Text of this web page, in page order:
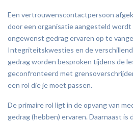
Een vertrouwenscontactpersoon
door een organisatie aangesteld
ongewenst gedrag ervaren op te
Integriteitskwesties en de
gedrag worden besproken tijdens de
geconfronteerd met
een rol die je moet passen.
De primaire rol ligt in de opvang van
gedrag (hebben) ervaren. Daarnaast is